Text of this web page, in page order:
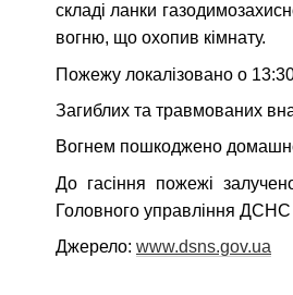
складі ланки
вогню, що охопив кімнату.
Пожежу локалізовано о
Загиблих та травмованих
Вогнем пошкоджено
До гасіння пожежі
Головного управління ДСНС
Джерело: www.dsns.gov.ua